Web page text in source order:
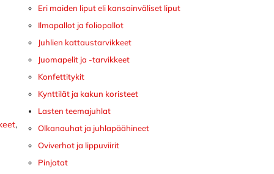
,
Eri maiden liput eli kansainväliset liput
Ilmapallot ja foliopallot
Juhlien kattaustarvikkeet
Juomapelit ja -tarvikkeet
Konfettitykit
Kynttilät ja kakun koristeet
Lasten teemajuhlat
Olkanauhat ja juhlapäähineet
Oviverhot ja lippuviirit
Pinjatat